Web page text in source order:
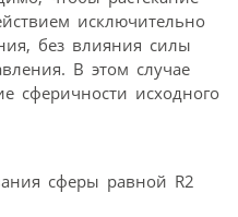
исключительно
без влияния силы
В этом случае
сферичности исходного
сферы равной R2